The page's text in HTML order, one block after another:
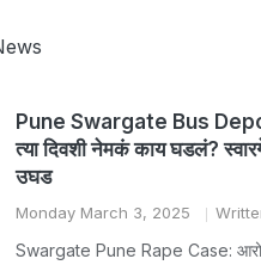
Pune Swargate Bus
त्या दिवशी नेमकं काय घडलं?
उघड
Monday March 3, 2025
Swargate Pune Rape Case: